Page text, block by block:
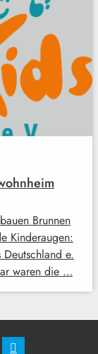
Brunnen
Kinderaugen:
e.
waren die …